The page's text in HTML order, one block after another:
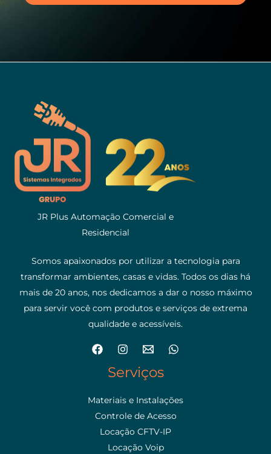
JR Plus Automação Comercial e
Residencial
Somos apaixonados por utilizar a tecnologia para
transformar ambientes, casas e vidas. Todos os dias há
mais de 20 anos, nos dedicamos a dar o nosso máximo
para servir você com produtos e serviços de extrema
qualidade e acessíveis.
Serviços
Materiais e Instalações
Controle de Acesso
Locação CFTV-IP
Locação Voip